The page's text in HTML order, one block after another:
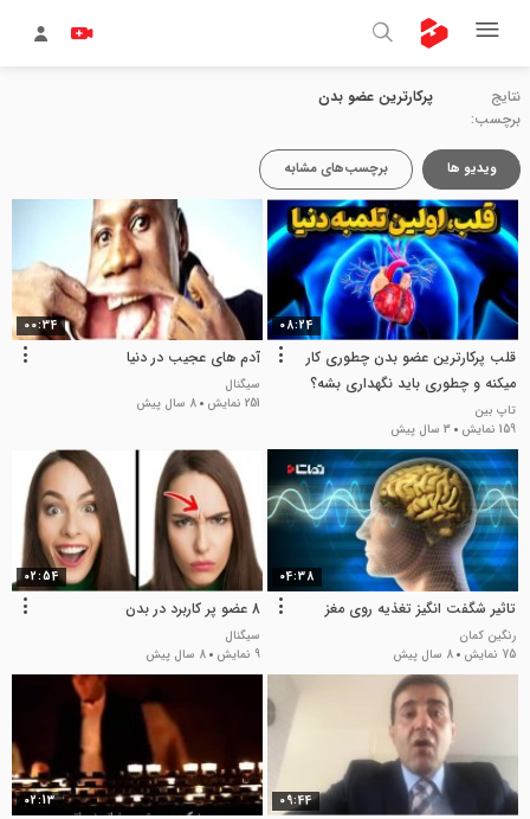
نتایج
برچسب:
پرکارترین عضو بدن
ویدیو ها برچسب‌های مشابه
08:24
قلب پرکارترین عضو بدن چطوری کار
میکنه و چطوری باید نگهداری بشه؟
تاپ بین
159 نمایش
3 سال پیش
00:34
آدم های عجیب در دنیا
سیگنال
251 نمایش
8 سال پیش
04:38
​تاثیر شگفت انگیز تغذیه روی مغز
رنگین کمان
75 نمایش
8 سال پیش
02:54
8 عضو پر کاربرد در بدن
سیگنال
9 نمایش
8 سال پیش
09:44
02:13